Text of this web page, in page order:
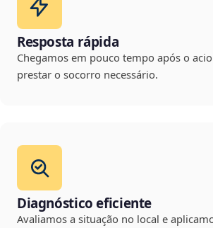
Resposta rápida
Chegamos em pouco tempo após o
prestar o socorro necessário.
Diagnóstico eficiente
Avaliamos a situação no local e